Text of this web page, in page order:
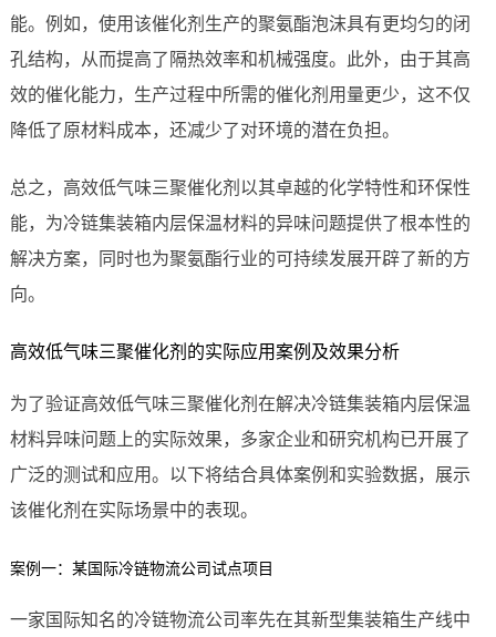
能。例如，使用该催化剂生产的聚氨酯泡沫具有更均匀的闭
孔结构，从而提高了隔热效率和机械强度。此外，由于其高
效的催化能力，生产过程中所需的催化剂用量更少，这不仅
降低了原材料成本，还减少了对环境的潜在负担。
总之，高效低气味三聚催化剂以其卓越的化学特性和环保性
能，为冷链集装箱内层保温材料的异味问题提供了根本性的
解决方案，同时也为聚氨酯行业的可持续发展开辟了新的方
向。
高效低气味三聚催化剂的实际应用案例及效果分析
为了验证高效低气味三聚催化剂在解决冷链集装箱内层保温
材料异味问题上的实际效果，多家企业和研究机构已开展了
广泛的测试和应用。以下将结合具体案例和实验数据，展示
该催化剂在实际场景中的表现。
案例一：某国际冷链物流公司试点项目
一家国际知名的冷链物流公司率先在其新型集装箱生产线中